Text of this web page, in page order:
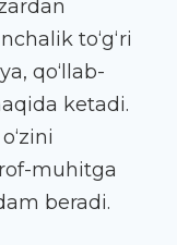
to‘g‘ri
qo‘llab-
ketadi.
muhitga
beradi.